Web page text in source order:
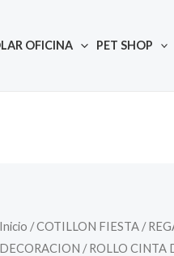
OFICINA PET SHOP
Inicio /COTILLON FIESTA /
DECORACION / ROLLO CINTA
Quantity